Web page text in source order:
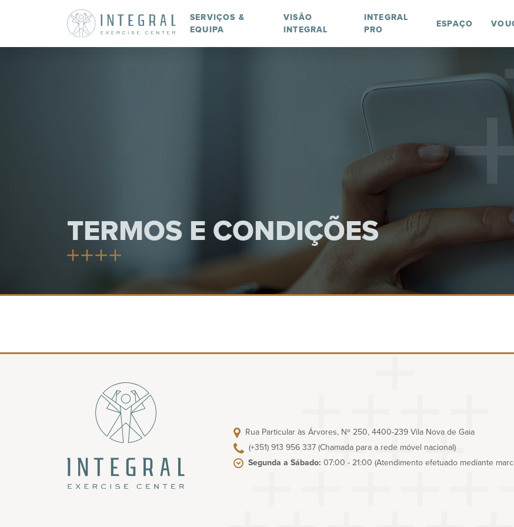
SERVIÇOS &
EQUIPA
VISÃO
INTEGRAL
INTEGRAL
PRO
ESPAÇO
TERMOS E CONDIÇÕES
Rua Particular às Árvores, Nº 250, 4400-239 Vila Nova de Gaia
(+351) 913 956 337(Chamada para a rede móvel nacional)
Segunda a Sábado: 07:00 - 21:00 (Atendimento efetuado mediante